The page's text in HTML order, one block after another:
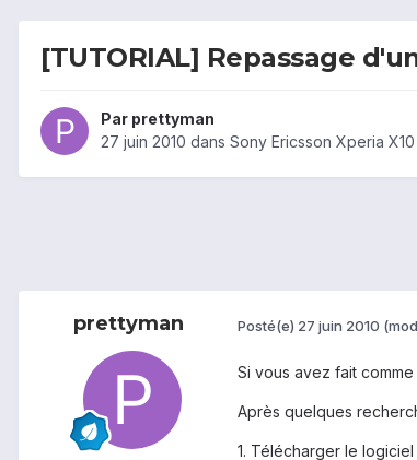
[TUTORIAL] Repassage
Par prettyman
27 juin 2010 dans Sony Ericsson Xperia
prettyman Posté(e) 27 juin 2010
Si vous avez fait
Après quelques
1. Télécharger le logiciel